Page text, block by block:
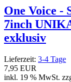
One Voice -
7inch
exklusiv
Lieferzeit: 3-4 Tage
7,95 EUR
inkl. 19 % MwSt.